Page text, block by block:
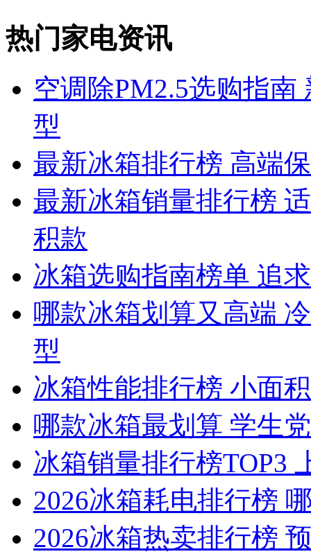
热门家电资讯
空调除PM2.5选购指
型
最新冰箱排行榜 高端
最新冰箱销量排行榜
积款
冰箱选购指南榜单 追
哪款冰箱划算又高端
型
冰箱性能排行榜 小面
哪款冰箱最划算 学生
冰箱销量排行榜TOP3
2026冰箱耗电排行榜
2026冰箱热卖排行榜